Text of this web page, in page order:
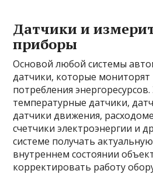
Датчики и
приборы
Основой любой системы
датчики, которые
потребления
температурные датчики,
датчики движения,
счетчики электроэнергии и
системе получать
внутреннем состоянии
корректировать работу